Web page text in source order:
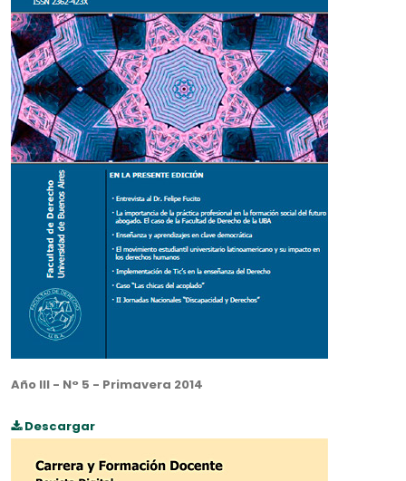
Año III - N° 5 - Primavera 2014
Descargar